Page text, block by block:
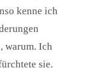
kenne ich
warum. Ich
sie.